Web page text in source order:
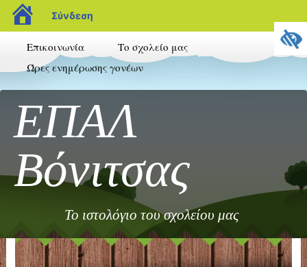
blogs.sch.gr
Σύνδεση
Επικοινωνία
Το σχολείο μας
Ώρες ενημέρωσης γονέων
ΕΠΑΛ
Βόνιτσας
Το ιστολόγιο του σχολείου μας